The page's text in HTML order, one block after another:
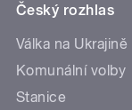
Český rozhlas
Válka na Ukrajině
Komunální volby
Stanice